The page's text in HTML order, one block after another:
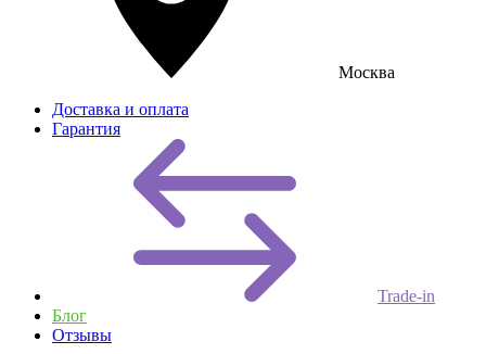
Москва
Доставка и оплата
Гарантия
Trade-in
Блог
Отзывы